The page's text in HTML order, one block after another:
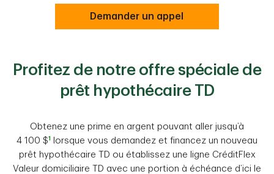
Demander un appel
Profitez de notre offre spéciale de
prêt hypothécaire TD
Obtenez une prime en argent pouvant aller jusqu’à
4 100 $1
lorsque vous demandez et financez un nouveau
prêt hypothécaire TD ou établissez une ligne CréditFlex
Valeur domiciliaire TD avec une portion à échéance d’ici le